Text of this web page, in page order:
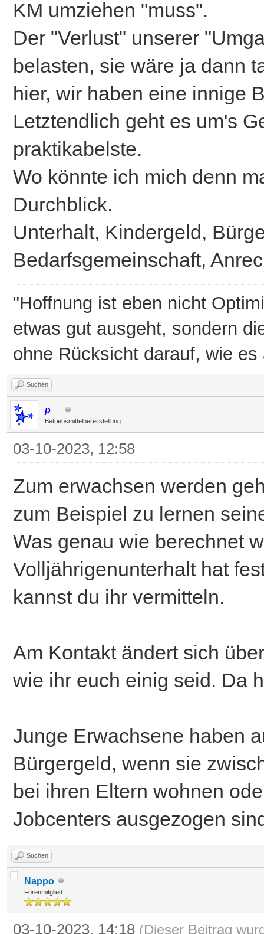
KM umziehen "muss".
Der "Verlust" unserer
belasten, sie wäre ja dann
hier, wir haben eine innige
Letztendlich geht es um's
praktikabelste.
Wo könnte ich mich denn
Durchblick.
Unterhalt, Kindergeld,
Bedarfsgemeinschaft,
"Hoffnung ist eben nicht
etwas gut ausgeht, sondern
ohne Rücksicht darauf, wie
Suchen
p__
Betriebsmittelbereitstellung
03-10-2023, 12:58
Zum erwachsen werden
zum Beispiel zu lernen
Was genau wie berechnet
Volljährigenunterhalt hat
kannst du ihr vermitteln.
Am Kontakt ändert sich
wie ihr euch einig seid. Da
Junge Erwachsene haben
Bürgergeld, wenn sie
bei ihren Eltern wohnen
Jobcenters ausgezogen
Suchen
Nappo
Forenmitglied
03-10-2023, 14:18 (Dieser Beitrag